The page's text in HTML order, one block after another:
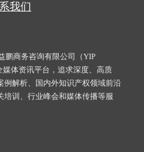
我们
鹏商务咨询有限公司（YIP
体资讯平台，追求深度、高质
例解析、国内外知识产权领域前沿
训、行业峰会和媒体传播等服